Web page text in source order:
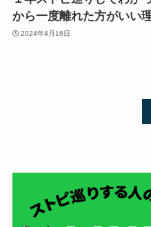
から一度離れた方がいい
2024年4月16日